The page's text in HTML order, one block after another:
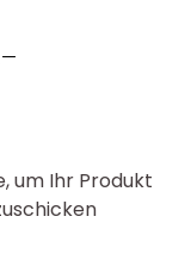
um Ihr Produkt